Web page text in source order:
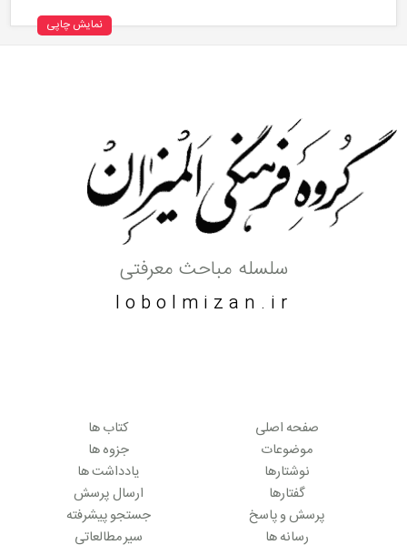
نمایش چاپی
سلسله مباحث معرفتی
lobolmizan.ir
صفحه اصلی
موضوعات
نوشتارها
گفتارها
پرسش و پاسخ
رسانه ها
کتاب ها
جزوه ها
یادداشت ها
ارسال پرسش
جستجو پیشرفته
سیر مطالعاتی